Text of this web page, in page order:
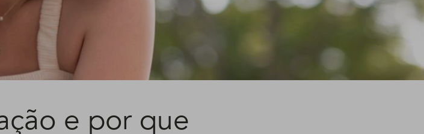
e por que